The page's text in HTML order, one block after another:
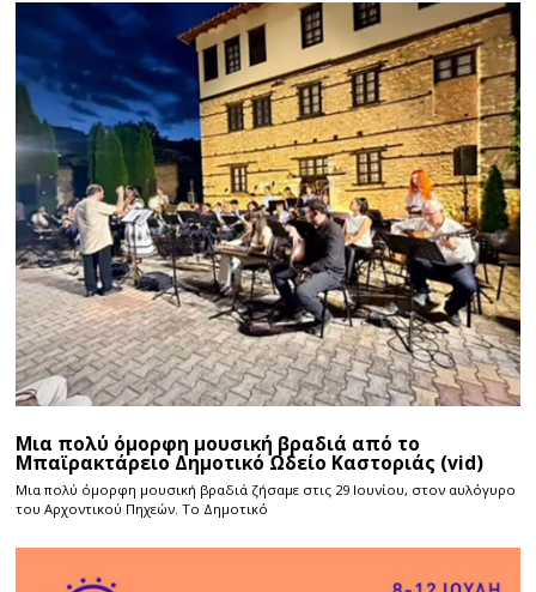
Μια πολύ όμορφη μουσική βραδιά από το
Μπαϊρακτάρειο Δημοτικό Ωδείο Καστοριάς (vid)
Μια πολύ όμορφη μουσική βραδιά ζήσαμε στις 29 Ιουνίου, στον αυλόγυρο
του Αρχοντικού Πηχεών. Το Δημοτικό